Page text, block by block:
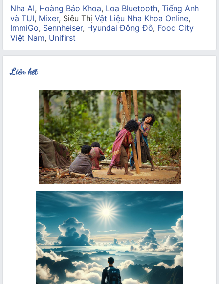
Nha AI, Hoàng Bảo Khoa, Loa Bluetooth, Tiếng Anh
và TUI, Mixer, Siêu Thị Vật Liệu Nha Khoa Online,
ImmiGo, Sennheiser, Hyundai Đông Đô, Food City
Việt Nam, Unifirst
Liên kết